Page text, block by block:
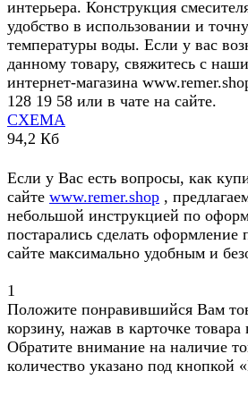
интерьера. Конструкция
удобство в использовании и
температуры воды. Если у вас
данному товару, свяжитесь с
интернет-магазина
128 19 58 или в чате на сайте.
СХЕМА
94,2 Кб
Если у Вас есть вопросы, как
сайте www.remer.shop ,
небольшой инструкцией по
постарались сделать
сайте максимально удобным и
1
Положите понравившийся Вам
корзину, нажав в карточке
Обратите внимание на наличие
количество указано под кнопкой